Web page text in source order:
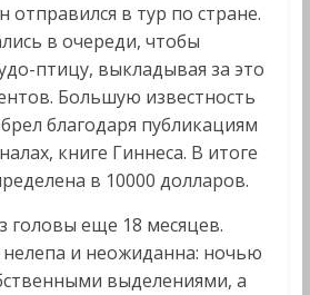
отправился в тур по стране.
в очереди, чтобы
птицу, выкладывая за это
Большую известность
благодаря публикациям
книге Гиннеса. В итоге
в 10000 долларов.
головы еще 18 месяцев.
и неожиданна: ночью
выделениями, а